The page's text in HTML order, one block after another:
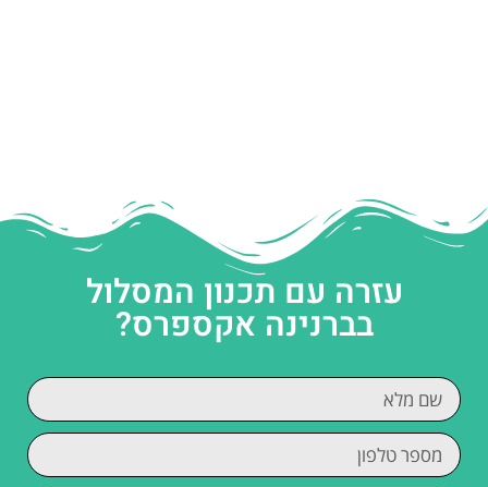
עזרה עם תכנון המסלול
בברנינה אקספרס?